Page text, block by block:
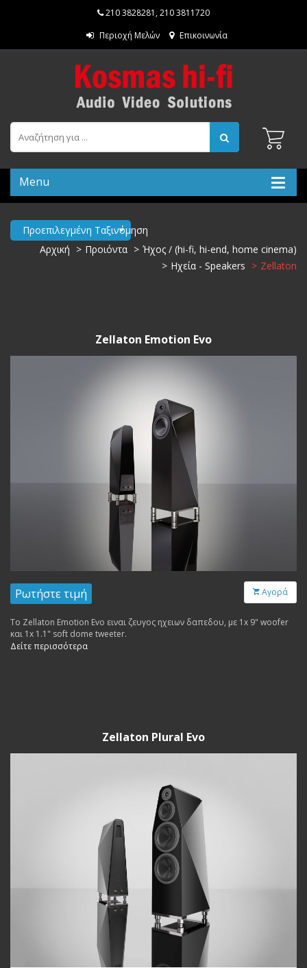
210 3828281 ,210 3811720
Περιοχή Μελών
Επικοινωνία
Menu
Προεπιλεγμένη Ταξινόμηση
Αρχική
Προιόντα
Ήχος / (hi-fi, hi-end, home cinema)
Ηχεία - Speakers
Zellaton
Zellaton Emotion Evo
Ρωτήστε τιμή Αγορά
Το Zellaton Emotion Evo ειναι ζευγος ηχειων δαπεδου, με 1x 9" woofer
και 1x 1.1" soft dome tweeter.
Δείτε περισσότερα
Zellaton Plural Evo